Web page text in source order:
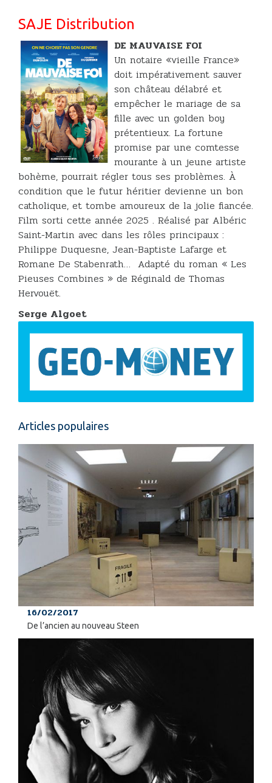
SAJE Distribution
DE MAUVAISE FOI
Un notaire «vieille France»
doit impérativement sauver
son château délabré et
empêcher le mariage de sa
fille avec un golden boy
prétentieux. La fortune
promise par une comtesse
mourante à un jeune artiste
bohème, pourrait régler tous ses problèmes. À
condition que le futur héritier devienne un bon
catholique, et tombe amoureux de la jolie fiancée.
Film sorti cette année 2025 . Réalisé par Albéric
Saint-Martin avec dans les rôles principaux :
Philippe Duquesne, Jean-Baptiste Lafarge et
Romane De Stabenrath… Adapté du roman « Les
Pieuses Combines » de Réginald de Thomas
Hervouët.
Serge Algoet
Articles populaires
16/02/2017
De l’ancien au nouveau Steen